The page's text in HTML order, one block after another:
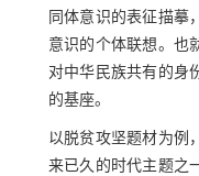
同体意识的表征描摹
意识的个体联想。也
对中华民族共有的身
的基座。
以脱贫攻坚题材为例
来已久的时代主题之